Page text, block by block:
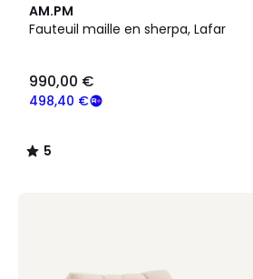
AM.PM
Fauteuil maille en sherpa, Lafar
498,40 €
990,00 €
5
/
5
/